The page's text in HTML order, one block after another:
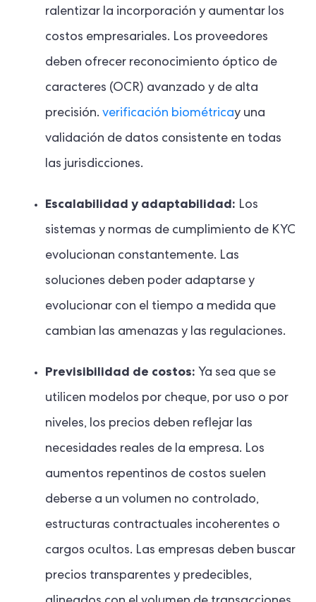
ralentizar la incorporación y aumentar los
costos empresariales. Los proveedores
deben ofrecer reconocimiento óptico de
caracteres (OCR) avanzado y de alta
precisión. verificación biométricay una
validación de datos consistente en todas
las jurisdicciones.
Escalabilidad y adaptabilidad: Los
sistemas y normas de cumplimiento de KYC
evolucionan constantemente. Las
soluciones deben poder adaptarse y
evolucionar con el tiempo a medida que
cambian las amenazas y las regulaciones.
Previsibilidad de costos: Ya sea que se
utilicen modelos por cheque, por uso o por
niveles, los precios deben reflejar las
necesidades reales de la empresa. Los
aumentos repentinos de costos suelen
deberse a un volumen no controlado,
estructuras contractuales incoherentes o
cargos ocultos. Las empresas deben buscar
precios transparentes y predecibles,